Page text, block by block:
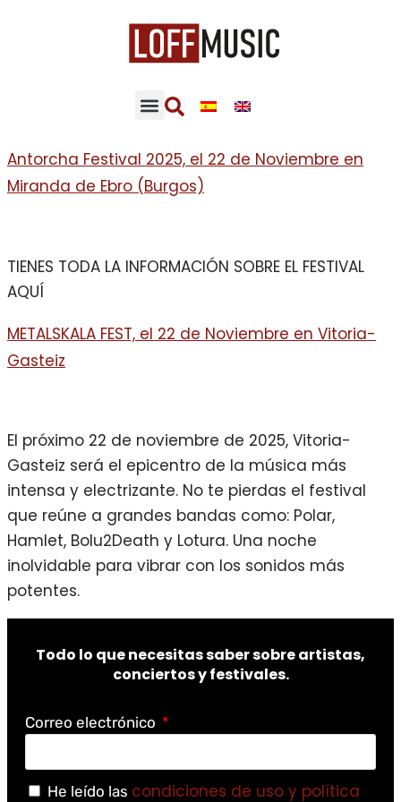
Antorcha Festival 2025, el 22 de Noviembre en
Miranda de Ebro (Burgos)
TIENES TODA LA INFORMACIÓN SOBRE EL FESTIVAL
AQUÍ
METALSKALA FEST, el 22 de Noviembre en Vitoria-
Gasteiz
El próximo 22 de noviembre de 2025, Vitoria-
Gasteiz será el epicentro de la música más
intensa y electrizante. No te pierdas el festival
que reúne a grandes bandas como: Polar,
Hamlet, Bolu2Death y Lotura. Una noche
inolvidable para vibrar con los sonidos más
potentes.
Todo lo que necesitas saber sobre artistas,
conciertos y festivales.
Correo electrónico
He leído las condiciones de uso y política